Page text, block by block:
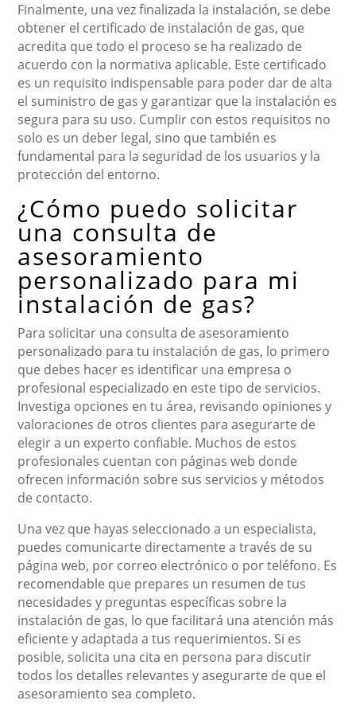
Finalmente, una vez finalizada la instalación, se debe
obtener el certificado de instalación de gas, que
acredita que todo el proceso se ha realizado de
acuerdo con la normativa aplicable. Este certificado
es un requisito indispensable para poder dar de alta
el suministro de gas y garantizar que la instalación es
segura para su uso. Cumplir con estos requisitos no
solo es un deber legal, sino que también es
fundamental para la seguridad de los usuarios y la
protección del entorno.
¿Cómo puedo solicitar
una consulta de
asesoramiento
personalizado para mi
instalación de gas?
Para solicitar una consulta de asesoramiento
personalizado para tu instalación de gas, lo primero
que debes hacer es identificar una empresa o
profesional especializado en este tipo de servicios.
Investiga opciones en tu área, revisando opiniones y
valoraciones de otros clientes para asegurarte de
elegir a un experto confiable. Muchos de estos
profesionales cuentan con páginas web donde
ofrecen información sobre sus servicios y métodos
de contacto.
Una vez que hayas seleccionado a un especialista,
puedes comunicarte directamente a través de su
página web, por correo electrónico o por teléfono. Es
recomendable que prepares un resumen de tus
necesidades y preguntas específicas sobre la
instalación de gas, lo que facilitará una atención más
eficiente y adaptada a tus requerimientos. Si es
posible, solicita una cita en persona para discutir
todos los detalles relevantes y asegurarte de que el
asesoramiento sea completo.